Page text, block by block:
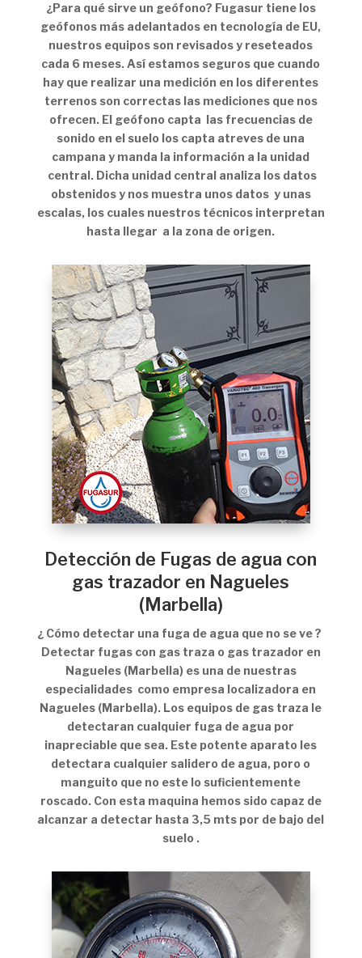
¿Para qué sirve un geófono? Fugasur tiene los
geófonos más adelantados en tecnología de EU,
nuestros equipos son revisados y reseteados
cada 6 meses. Así estamos seguros que cuando
hay que realizar una medición en los diferentes
terrenos son correctas las mediciones que nos
ofrecen. El geófono capta las frecuencias de
sonido en el suelo los capta atreves de una
campana y manda la información a la unidad
central. Dicha unidad central analiza los datos
obstenidos y nos muestra unos datos y unas
escalas, los cuales nuestros técnicos interpretan
hasta llegar a la zona de origen.
Detección de Fugas de agua con
gas trazador en Nagueles
(Marbella)
¿ Cómo detectar una fuga de agua que no se ve ?
Detectar fugas con gas traza o gas trazador en
Nagueles (Marbella) es una de nuestras
especialidades como empresa localizadora en
Nagueles (Marbella). Los equipos de gas traza le
detectaran cualquier fuga de agua por
inapreciable que sea. Este potente aparato les
detectara cualquier salidero de agua, poro o
manguito que no este lo suficientemente
roscado. Con esta maquina hemos sido capaz de
alcanzar a detectar hasta 3,5 mts por de bajo del
suelo .